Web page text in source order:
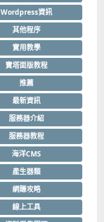
Wordpress資訊
其他程序
實用教學
寶塔面版教程
推薦
最新資訊
服務器介紹
服務器教程
海洋CMS
產生器類
網賺攻略
線上工具